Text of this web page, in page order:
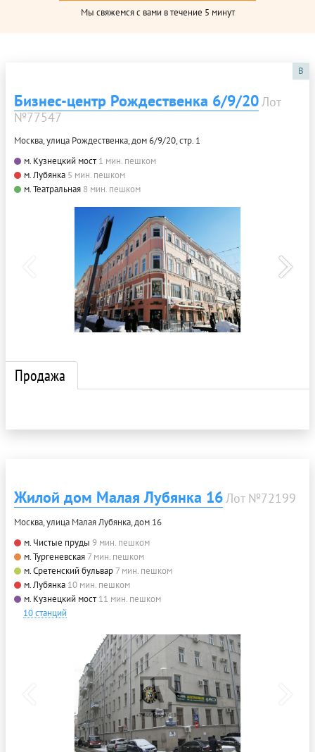
Мы свяжемся с вами в течение 5 минут
B
Бизнес-центр Рождественка 6/9/20Лот
№77547
Москва, улица Рождественка, дом 6/9/20, стр. 1
м. Кузнецкий мост 1 мин. пешком
м. Лубянка 5 мин. пешком
м. Театральная 8 мин. пешком
Продажа
Жилой дом Малая Лубянка 16Лот №72199
Москва, улица Малая Лубянка, дом 16
м. Чистые пруды 9 мин. пешком
м. Тургеневская 7 мин. пешком
м. Сретенский бульвар 7 мин. пешком
м. Лубянка 10 мин. пешком
м. Кузнецкий мост 11 мин. пешком
10 станций